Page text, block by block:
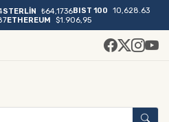
STERLİN ₺64,1736BIST 100
10,628.63
ETHEREUM $1.906,95